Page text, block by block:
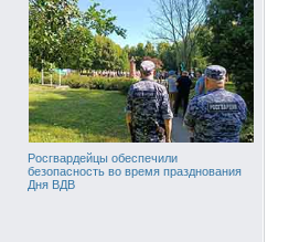
Росгвардейцы обеспечили
безопасность во время празднования
Дня ВДВ